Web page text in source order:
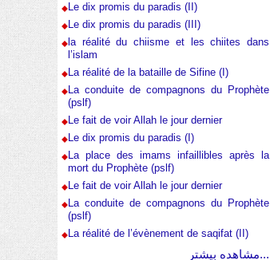
Le dix promis du paradis (II)
Le dix promis du paradis (III)
la réalité du chiisme et les chiites dans
l’islam
La réalité de la bataille de Sifine (I)
La conduite de compagnons du Prophète
(pslf)
Le fait de voir Allah le jour dernier
Le dix promis du paradis (I)
La place des imams infaillibles après la
mort du Prophète (pslf)
Le fait de voir Allah le jour dernier
La conduite de compagnons du Prophète
(pslf)
La réalité de l’évènement de saqifat (II)
مشاهده بیشتر...